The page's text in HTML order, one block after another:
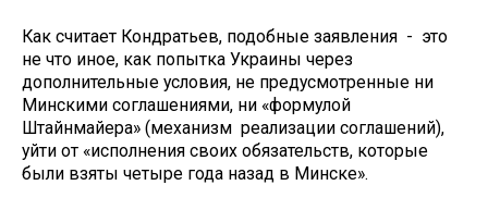
Как считает Кондратьев, подобные заявления - это
не что иное, как попытка Украины через
дополнительные условия, не предусмотренные ни
Минскими соглашениями, ни «формулой
Штайнмайера» (механизм реализации соглашений),
уйти от «исполнения своих обязательств, которые
были взяты четыре года назад в Минске».